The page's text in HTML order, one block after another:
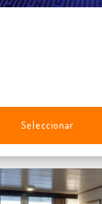
Seleccionar